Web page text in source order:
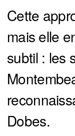
Cette
mais elle
subtil : les
Dobes.